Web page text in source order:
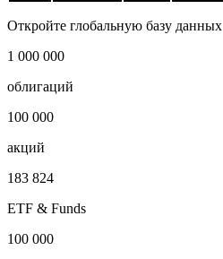
Откройте глобальную базу данных
1 000 000
облигаций
100 000
акций
183 824
ETF & Funds
100 000